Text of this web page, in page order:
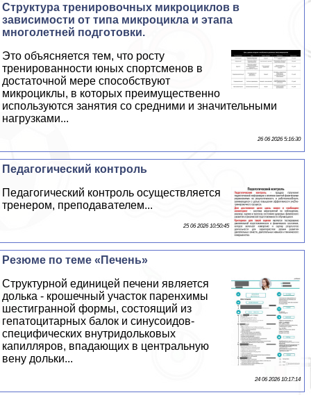
Структура тренировочных микроциклов в
зависимости от типа микроцикла и этапа
многолетней подготовки.
Это объясняется тем, что росту
тренированности юных спортсменов в
достаточной мере способствуют
микроциклы, в которых преимущественно
используются занятия со средними и значительными
нагрузками...
26 06 2026 5:16:30
Педагогический контроль
Педагогический контроль осуществляется
тренером, преподавателем...
25 06 2026 10:50:45
Резюме по теме «Печень»
Структурной единицей печени является
долька - крошечный участок паренхимы
шестигранной формы, состоящий из
гепатоцитарных балок и синусоидов-
специфических внутридольковых
капилляров, впадающих в центральную
вену дольки...
24 06 2026 10:17:14